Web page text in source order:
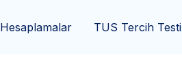
Hesaplamalar TUS Tercih Testi